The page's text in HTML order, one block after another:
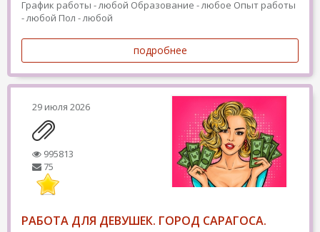
График работы - любой Образование - любое Опыт работы
- любой Пол - любой
подробнее
29 июля 2026
995813
75
РАБОТА ДЛЯ ДЕВУШЕК. ГОРОД САРАГОСА.